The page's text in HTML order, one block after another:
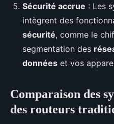
Sécurité accrue : Les
intègrent des
sécurité, comme le
segmentation des
données et vos
Comparaison des
des routeurs